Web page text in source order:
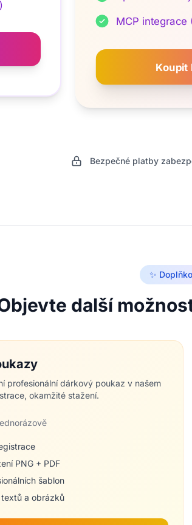
MCP integrace
Koupit
Bezpečné platby
✨
další
profesionální dárkový poukaz v našem
okamžité stažení.
PNG + PDF
šablon
a obrázků